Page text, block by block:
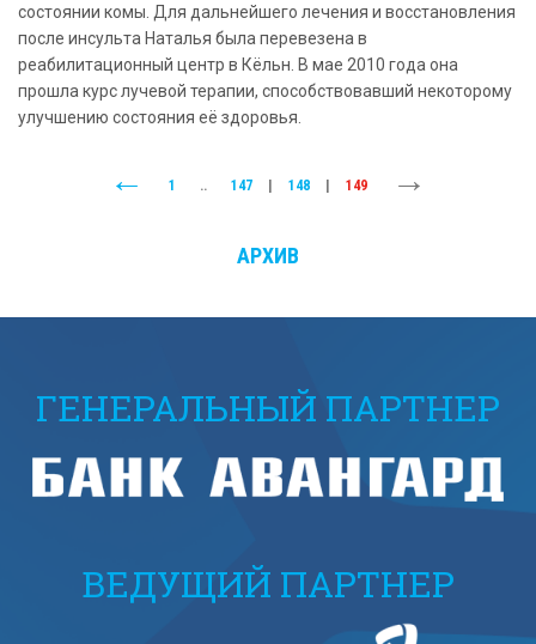
состоянии комы. Для дальнейшего лечения и восстановления
после инсульта Наталья была перевезена в
реабилитационный центр в Кёльн. В мае 2010 года она
прошла курс лучевой терапии, способствовавший некоторому
улучшению состояния её здоровья.
1 .. 147 | 148 | 149
АРХИВ
ГЕНЕРАЛЬНЫЙ ПАРТНЕР
ВЕДУЩИЙ ПАРТНЕР